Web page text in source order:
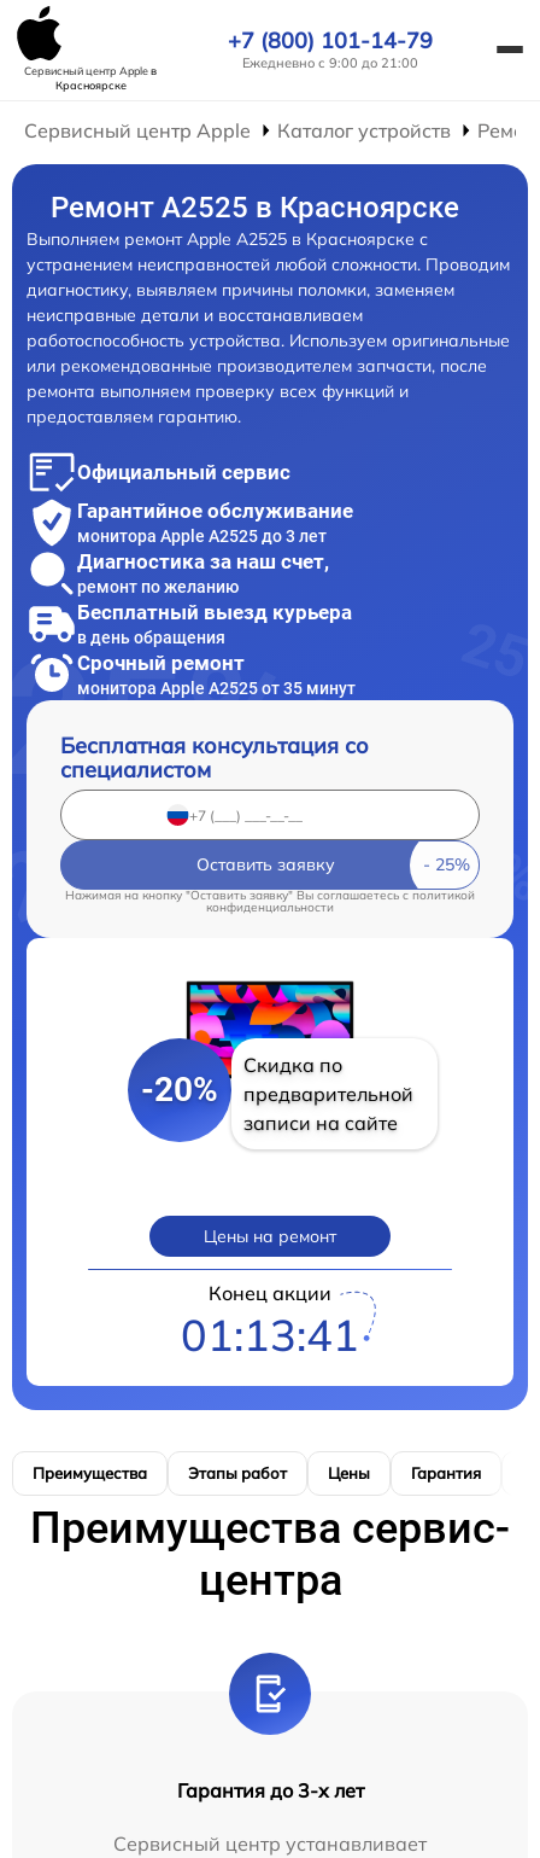
Сервисный центр Appleв
Красноярске
+7 (800) 101-14-79
Ежедневно с 9:00 до 21:00
Сервисный центр Apple Каталог устройств
Ремонт А2525 в Красноярске
Выполняем ремонт Apple А2525 в Красноярске с
устранением неисправностей любой сложности. Проводим
диагностику, выявляем причины поломки, заменяем
неисправные детали и восстанавливаем
работоспособность устройства. Используем оригинальные
или рекомендованные производителем запчасти, после
ремонта выполняем проверку всех функций и
предоставляем гарантию.
Официальный сервис
Гарантийное обслуживание
монитора Apple А2525 до 3 лет
Диагностика за наш счет,
ремонт по желанию
Бесплатный выезд курьера
в день обращения
Срочный ремонт
монитора Apple А2525 от 35 минут
Бесплатная консультация со
специалистом
Оставить заявку
Нажимая на кнопку "Оставить заявку" Вы соглашаетесь cполитикой
конфиденциальности
-20%
Скидка по
предварительной
записи на сайте
Цены на ремонт
Конец акции
01:13:40
Преимущества Этапы работ Цены Гарантия
Преимущества сервис-
центра
Гарантия до 3-х лет
Сервисный центр устанавливает